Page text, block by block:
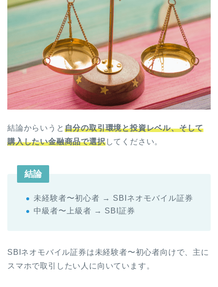
結論からいうと 自分の取引環境と投資レベル、そして
購入したい金融商品で選択してください。
結論
未経験者〜初心者 → SBIネオモバイル証券
中級者〜上級者 → SBI証券
SBIネオモバイル証券は未経験者〜初心者向けで、主に
スマホで取引したい人に向いています。